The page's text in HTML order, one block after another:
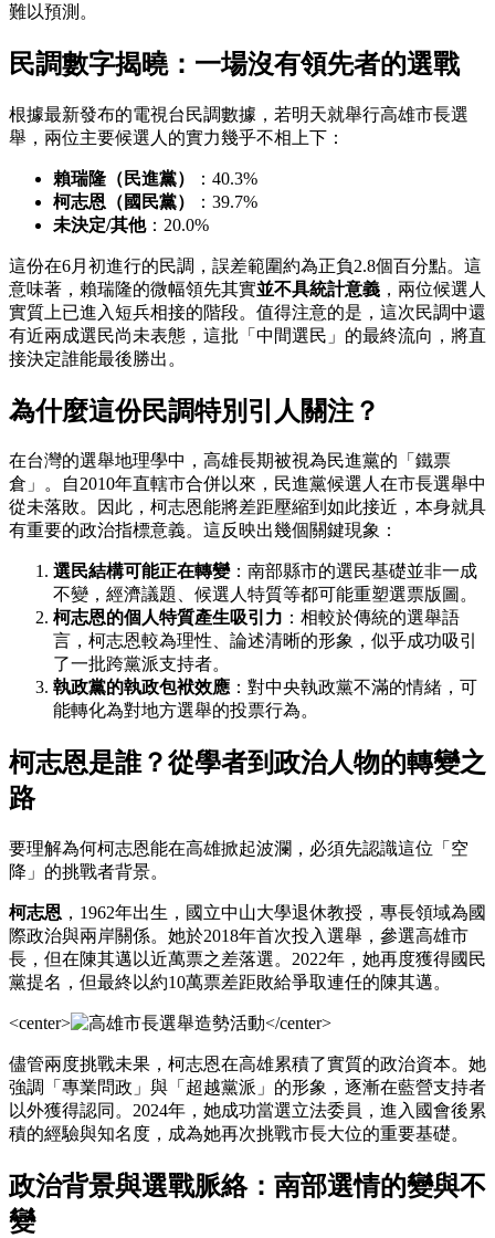
難以預測。
民調數字揭曉：一場沒有領先者的選戰
根據最新發布的電視台民調數據，若明天就舉行高雄市長選
舉，兩位主要候選人的實力幾乎不相上下：
賴瑞隆（民進黨）
：40.3%
柯志恩（國民黨）
：39.7%
未決定/其他：20.0%
這份在6月初進行的民調，誤差範圍約為正負2.8個百分點。這
意味著，賴瑞隆的微幅領先其實並不具統計意義 ，兩位候選人
實質上已進入短兵相接的階段。值得注意的是，這次民調中還
有近兩成選民尚未表態，這批「中間選民」的最終流向，將直
接決定誰能最後勝出。
為什麼這份民調特別引人關注？
在台灣的選舉地理學中，高雄長期被視為民進黨的「鐵票
倉」。自2010年直轄市合併以來，民進黨候選人在市長選舉中
從未落敗。因此，柯志恩能將差距壓縮到如此接近，本身就具
有重要的政治指標意義。這反映出幾個關鍵現象：
選民結構可能正在轉變：南部縣市的選民基礎並非一成
不變，經濟議題、候選人特質等都可能重塑選票版圖。
柯志恩的個人特質產生吸引力 ：相較於傳統的選舉語
言，柯志恩較為理性、論述清晰的形象，似乎成功吸引
了一批跨黨派支持者。
執政黨的執政包袱效應 ：對中央執政黨不滿的情緒，可
能轉化為對地方選舉的投票行為。
柯志恩是誰？從學者到政治人物的轉變之
路
要理解為何柯志恩能在高雄掀起波瀾，必須先認識這位「空
降」的挑戰者背景。
柯志恩 ，1962年出生，國立中山大學退休教授，專長領域為國
際政治與兩岸關係。她於2018年首次投入選舉，參選高雄市
長，但在陳其邁以近萬票之差落選。2022年，她再度獲得國民
黨提名，但最終以約10萬票差距敗給爭取連任的陳其邁。
<center> </center>
儘管兩度挑戰未果，柯志恩在高雄累積了實質的政治資本。她
強調「專業問政」與「超越黨派」的形象，逐漸在藍營支持者
以外獲得認同。2024年，她成功當選立法委員，進入國會後累
積的經驗與知名度，成為她再次挑戰市長大位的重要基礎。
政治背景與選戰脈絡：南部選情的變與不
變